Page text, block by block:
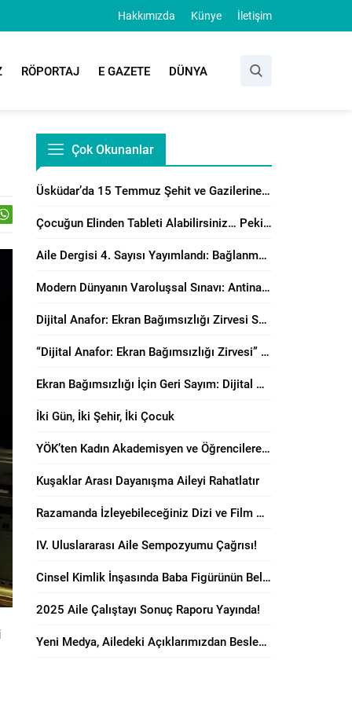
Hakkımızda Künye İletişim
RÖPORTAJ E GAZETE DÜNYA
Çok Okunanlar
Üsküdar’da 15 Temmuz Şehit ve Gazilerine Anlamlı Program
Çocuğun Elinden Tableti Alabilirsiniz… Peki Yerine Ne Vereceksiniz?
Aile Dergisi 4. Sayısı Yayımlandı: Bağlanma, Örgütsel Çatışma Çözümü ve Manevi Danışmanlık Perspektiflerinden Aile Çalışmaları
Modern Dünyanın Varoluşsal Sınavı: Antinatalizm’e Karşı Neslin Muhafazasının Önemi
Dijital Anafor: Ekran Bağımsızlığı Zirvesi Sonuç Bildirisi Yayımlandı!
“Dijital Anafor: Ekran Bağımsızlığı Zirvesi” İstanbul’da Başladı
Ekran Bağımsızlığı İçin Geri Sayım: Dijital Anafor Zirvesi Başlıyor!
İki Gün, İki Şehir, İki Çocuk
YÖK’ten Kadın Akademisyen ve Öğrencilere “Anne Dostu” Karar!
Kuşaklar Arası Dayanışma Aileyi Rahatlatır
Razamanda İzleyebileceğiniz Dizi ve Film Önerileri!
IV. Uluslararası Aile Sempozyumu Çağrısı!
Cinsel Kimlik İnşasında Baba Figürünün Belirleyici Rolü
2025 Aile Çalıştayı Sonuç Raporu Yayında!
Yeni Medya, Ailedeki Açıklarımızdan Besleniyor!